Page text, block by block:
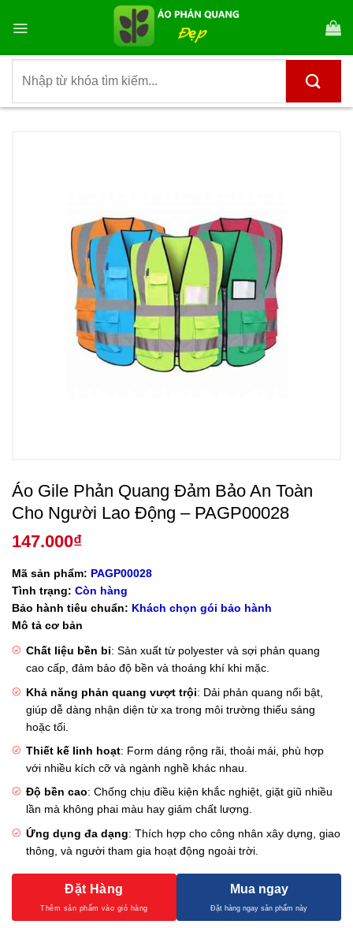
qua
dung
kiếm:
Áo Gile Phản Quang Đảm Bảo An Toàn
Cho Người Lao Động – PAGP00028
147.000₫
Mã sản phẩm: PAGP00028
Tình trạng: Còn hàng
Bảo hành tiêu chuẩn: Khách chọn gói bảo hành
Mô tả cơ bản
Chất liệu bền bỉ: Sản xuất từ polyester và sợi phản quang
cao cấp, đảm bảo độ bền và thoáng khí khi mặc.
Khả năng phản quang vượt trội: Dải phản quang nổi bật,
giúp dễ dàng nhận diện từ xa trong môi trường thiếu sáng
hoặc tối.
Thiết kế linh hoạt: Form dáng rộng rãi, thoải mái, phù hợp
với nhiều kích cỡ và ngành nghề khác nhau.
Độ bền cao: Chống chịu điều kiện khắc nghiệt, giặt giũ nhiều
lần mà không phai màu hay giảm chất lượng.
Ứng dụng đa dạng: Thích hợp cho công nhân xây dựng, giao
thông, và người tham gia hoạt động ngoài trời.
Đặt Hàng Mua ngay